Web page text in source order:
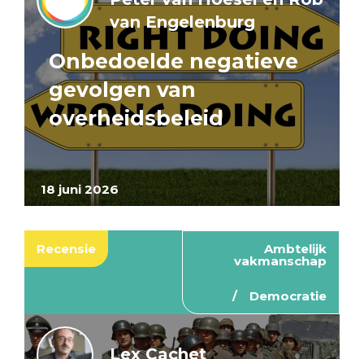
18 juni 2026
van Engelenburg
Onbedoelde negatieve
gevolgen van
overheidsbeleid
Recensie Ambtelijk
vakmanschap
Democratie
Lex Cachet